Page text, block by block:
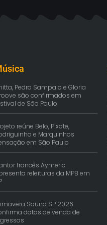
Pedro Sampaio e Gloria
são confirmados em
de São Paulo
reúne Belo, Pixote,
e Marquinhos
em São Paulo
francês Aymeric
releituras da MPB em
Sound SP 2026
datas de venda de